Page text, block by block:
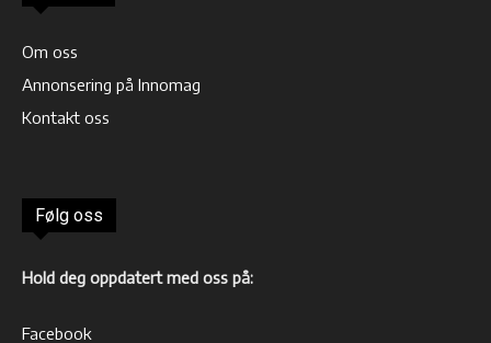
Om oss
Annonsering på Innomag
Kontakt oss
Følg oss
Hold deg oppdatert med oss på:
Facebook